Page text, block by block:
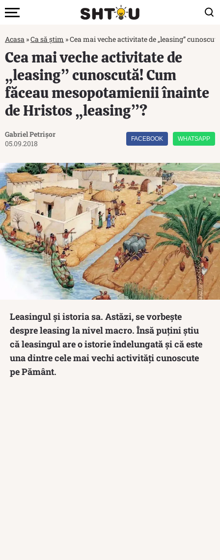
Acasa »Ca să știm »Cea mai veche activitate de „leasing”
Cea mai veche activitate de
„leasing” cunoscută! Cum
făceau mesopotamienii înainte
de Hristos „leasing”?
Gabriel Petrișor
05.09.2018
FACEBOOK WHATSAPP
Leasingul și istoria sa. Astăzi, se vorbește
despre leasing la nivel macro. Însă puțini știu
că leasingul are o istorie îndelungată și că este
una dintre cele mai vechi activități cunoscute
pe Pământ.